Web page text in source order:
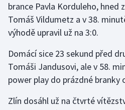
Ragby
Rychlobruslení
Rychlostní kanoistika
Short track
Sportovní střelba
brance Pavla Korduleho, hned
Tomáš Vildumetz a v 38.
výhodě upravil už na 3:0.
Domácí sice 23 sekund před
Tomáši Jandusovi, ale v 58.
power play do prázdné branky
Zlín dosáhl už na čtvrté